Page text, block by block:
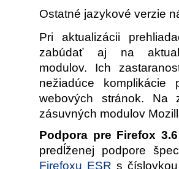
Ostatné jazykové verzie
Pri aktualizácii
zabúdať aj na
modulov. Ich
nežiadúce komplikácie
webových stránok. Na
zásuvných modulov
Podpora pre Firefox 3.6
predĺženej podpore
Firefoxu ESR s